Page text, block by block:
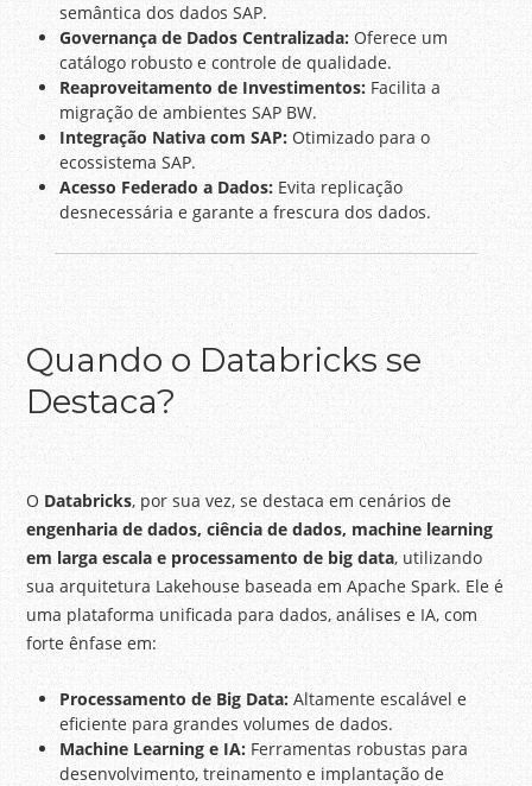
semântica dos dados SAP.
Governança de Dados Centralizada: Oferece um
catálogo robusto e controle de qualidade.
Reaproveitamento de Investimentos: Facilita a
migração de ambientes SAP BW.
Integração Nativa com SAP: Otimizado para o
ecossistema SAP.
Acesso Federado a Dados: Evita replicação
desnecessária e garante a frescura dos dados.
Quando o Databricks se
Destaca?
O Databricks, por sua vez, se destaca em cenários de
engenharia de dados, ciência de dados, machine learning
em larga escala e processamento de big data, utilizando
sua arquitetura Lakehouse baseada em Apache Spark. Ele é
uma plataforma unificada para dados, análises e IA, com
forte ênfase em:
Processamento de Big Data: Altamente escalável e
eficiente para grandes volumes de dados.
Machine Learning e IA: Ferramentas robustas para
desenvolvimento, treinamento e implantação de